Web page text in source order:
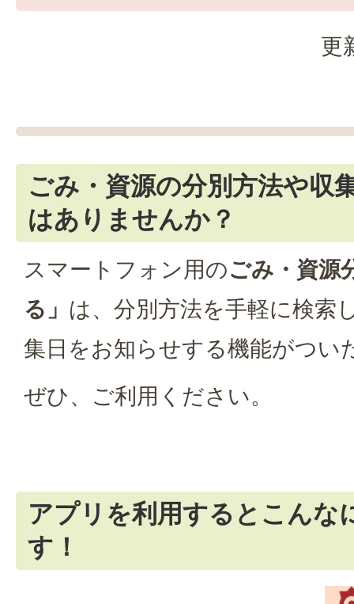
更
ごみ・資源の分別方法や収
はありませんか？
スマートフォン用のごみ・資源
る」 は、分別方法を手軽に検索
集日をお知らせする機能がつい
ぜひ、ご利用ください。
アプリを利用するとこんな
す！